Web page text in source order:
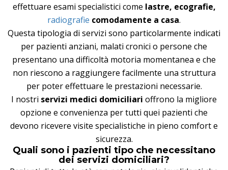
effettuare esami specialistici come lastre, ecografie,
radiografie comodamente a casa.
Questa tipologia di servizi sono particolarmente indicati
per pazienti anziani, malati cronici o persone che
presentano una difficoltà motoria momentanea e che
non riescono a raggiungere facilmente una struttura
per poter effettuare le prestazioni necessarie.
I nostri servizi medici domiciliari offrono la migliore
opzione e convenienza per tutti quei pazienti che
devono ricevere visite specialistiche in pieno comfort e
sicurezza.
Quali sono i pazienti tipo che necessitano
dei servizi domiciliari?